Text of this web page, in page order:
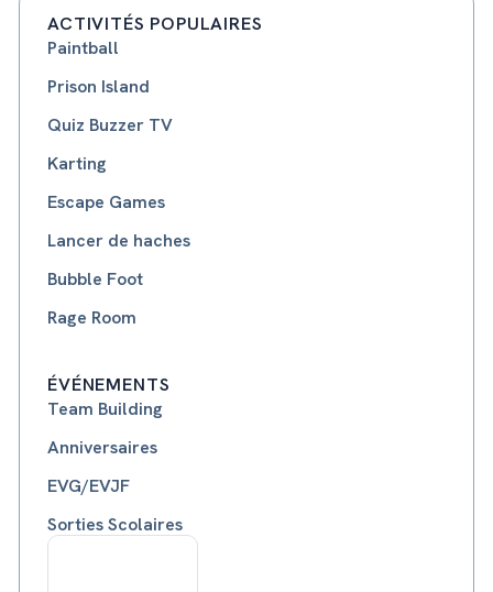
ACTIVITÉS POPULAIRES
Paintball
Prison Island
Quiz Buzzer TV
Karting
Escape Games
Lancer de haches
Bubble Foot
Rage Room
ÉVÉNEMENTS
Team Building
Anniversaires
EVG/EVJF
Sorties Scolaires